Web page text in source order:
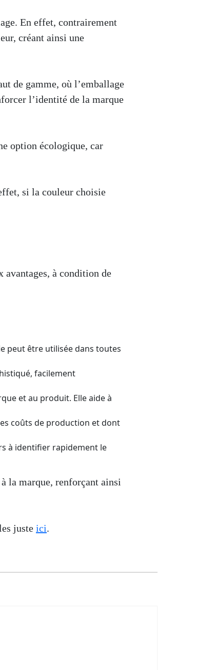
En effet, contrairement
créant ainsi une
de gamme, où l’emballage
l’identité de la marque
option écologique, car
si la couleur choisie
avantages, à condition de
peut être utilisée dans toutes
facilement
et au produit. Elle aide à
coûts de production et dont
à identifier rapidement le
la marque, renforçant ainsi
juste ici.